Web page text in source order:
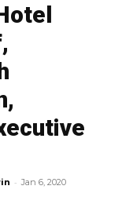
- Jan 6, 2020